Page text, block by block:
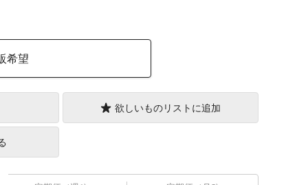
希望
欲しいものリストに追加